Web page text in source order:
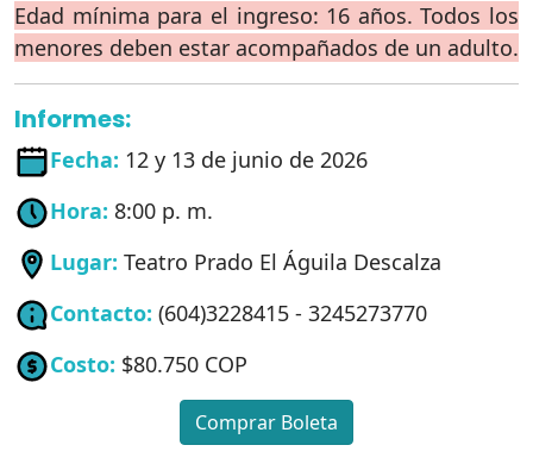
Edad mínima para el ingreso: 16 años. Todos los
menores deben estar acompañados de un adulto.
Informes:
Fecha: 12 y 13 de junio de 2026
Hora: 8:00 p. m.
Lugar: Teatro Prado El Águila Descalza
Contacto: (604)3228415 - 3245273770
Costo: $80.750 COP
Comprar Boleta